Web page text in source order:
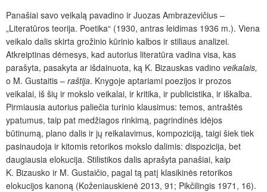
Panašiai savo veikalą pavadino ir Juozas Ambrazevičius –
„Literatūros teorija. Poetika“ (1930, antras leidimas 1936 m.). Viena
veikalo dalis skirta grožinio kūrinio kalbos ir stiliaus analizei.
Atkreiptinas dėmesys, kad autorius literatūra vadina visa, kas
parašyta, pasakyta ar išdainuota, ką K. Bizauskas vadino veikalais,
o M. Gustaitis – raštija. Knygoje aptariami poezijos ir prozos
veikalai, iš šių ir mokslo veikalai, ir kritika, ir publicistika, ir iškalba.
Pirmiausia autorius paliečia turinio klausimus: temos, antraštės
ypatumus, taip pat medžiagos rinkimą, pagrindinės idėjos
būtinumą, plano dalis ir jų reikalavimus, kompoziciją, taigi šiek tiek
pasinaudoja ir kitomis retorikos mokslo dalimis: dispozicija, bet
daugiausia elokucija. Stilistikos dalis aprašyta panašiai, kaip
K. Bizausko ir M. Gustaičio, pagal tą patį klasikinės retorikos
elokucijos kanoną (Koženiauskienė 2013, 91; Pikčilingis 1971, 16).